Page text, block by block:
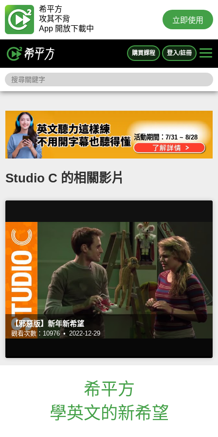
希平方
攻其不背
App 開放下載中
立即使用
購買課程 登入/註冊
活動期間：7/31 ~ 8/28
Studio C 的相關影片
【邪惡版】新年新希望
觀看次數：10976 • 2022-12-29
希平方
學英文的新希望